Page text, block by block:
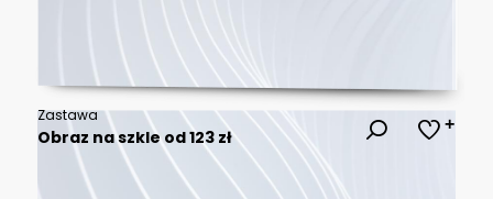
Zastawa
Obraz na szkle od 123 zł